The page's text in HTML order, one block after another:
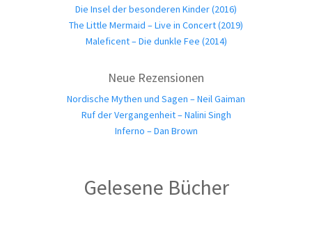
Die Insel der besonderen Kinder (2016)
The Little Mermaid – Live in Concert (2019)
Maleficent – Die dunkle Fee (2014)
Neue Rezensionen
Nordische Mythen und Sagen – Neil Gaiman
Ruf der Vergangenheit – Nalini Singh
Inferno – Dan Brown
Gelesene Bücher